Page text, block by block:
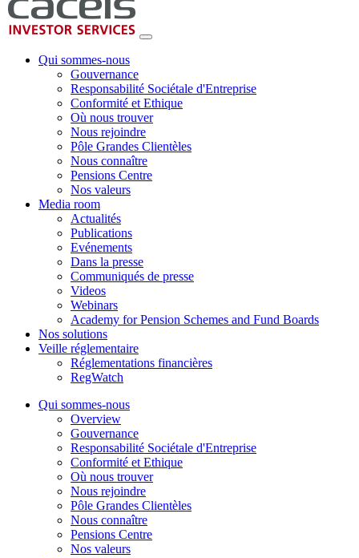
Qui sommes-nous
Gouvernance
Responsabilité Sociétale d'Entreprise
Conformité et Ethique
Où nous trouver
Nous rejoindre
Pôle Grandes Clientèles
Nous connaître
Pensions Centre
Nos valeurs
Media room
Actualités
Publications
Evénements
Dans la presse
Communiqués de presse
Videos
Webinars
Academy for Pension Schemes and Fund Boards
Nos solutions
Veille réglementaire
Réglementations financières
RegWatch
Qui sommes-nous
Overview
Gouvernance
Responsabilité Sociétale d'Entreprise
Conformité et Ethique
Où nous trouver
Nous rejoindre
Pôle Grandes Clientèles
Nous connaître
Pensions Centre
Nos valeurs